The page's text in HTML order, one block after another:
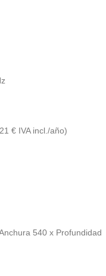
€ IVA incl./año)
540 x Profundidad